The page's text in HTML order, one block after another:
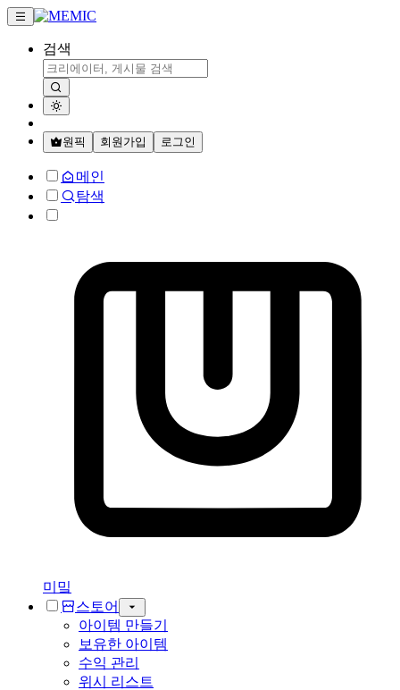
검색
원픽 회원가입 로그인
메인
탐색
미밐
스토어
아이템 만들기
보유한 아이템
수익 관리
위시 리스트